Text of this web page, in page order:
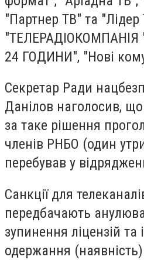
"Партнер ТВ" та "Лідер
24 ГОДИНИ", "Нові
Секретар Ради
Данілов наголосив, що
за таке рішення
членів РНБО (один
перебував у
Санкції для
передбачають
зупинення ліцензій та
одержання